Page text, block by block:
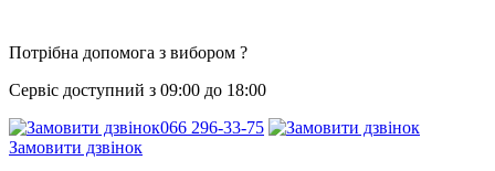
Потрібна допомога з вибором ?
Сервіс доступний з 09:00 до 18:00
066 296-33-75
Замовити дзвінок